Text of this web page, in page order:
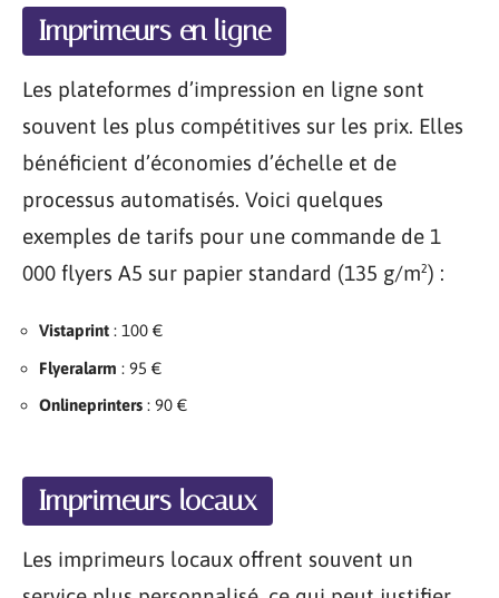
Imprimeurs en ligne
Les plateformes d’impression en ligne sont
souvent les plus compétitives sur les prix. Elles
bénéficient d’économies d’échelle et de
processus automatisés. Voici quelques
exemples de tarifs pour une commande de 1
000 flyers A5 sur papier standard (135 g/m²) :
Vistaprint : 100 €
Flyeralarm : 95 €
Onlineprinters : 90 €
Imprimeurs locaux
Les imprimeurs locaux offrent souvent un